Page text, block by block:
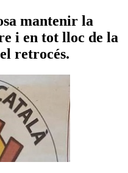
mantenir la
i en tot lloc de la
retrocés.